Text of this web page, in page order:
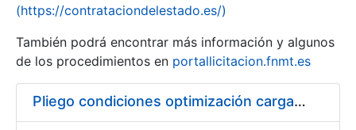
Mostrar/Ocultar
(https://contrataciondelestado.es/)
También podrá encontrar más información y algunos
de los procedimientos en portallicitacion.fnmt.es
Pliego condiciones optimización cargas compras firmado